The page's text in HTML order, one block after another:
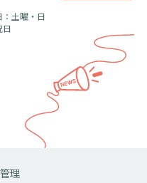
：土曜・日
日
理